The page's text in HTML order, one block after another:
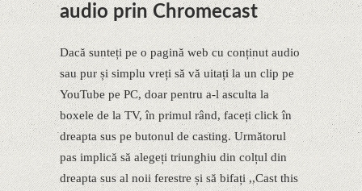
audio prin Chromecast
Dacă sunteți pe o pagină web cu conținut audio
sau pur și simplu vreți să vă uitați la un clip pe
YouTube pe PC, doar pentru a-l asculta la
boxele de la TV, în primul rând, faceți click în
dreapta sus pe butonul de casting. Următorul
pas implică să alegeți triunghiu din colțul din
dreapta sus al noii ferestre și să bifați ,,Cast this